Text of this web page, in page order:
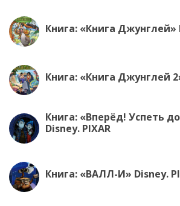
Книга: «Книга Джунглей»
Книга: «Книга Джунглей
Книга: «Вперёд! Успеть
Disney. PIXAR
Книга: «ВАЛЛ-И» Disney.